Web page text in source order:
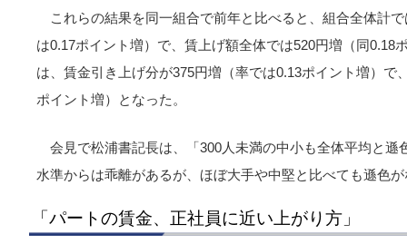
これらの結果を同一組合で前年と比べると、組合全体計
は0.17ポイント増）で、賃上げ額全体では520円増（同0.18
は、賃金引き上げ分が375円増（率では0.13ポイント増）で
ポイント増）となった。
会見で松浦書記長は、「300人未満の中小も全体平均と遜
水準からは乖離があるが、ほぼ大手や中堅と比べても遜色
「パートの賃金、正社員に近い上がり方」